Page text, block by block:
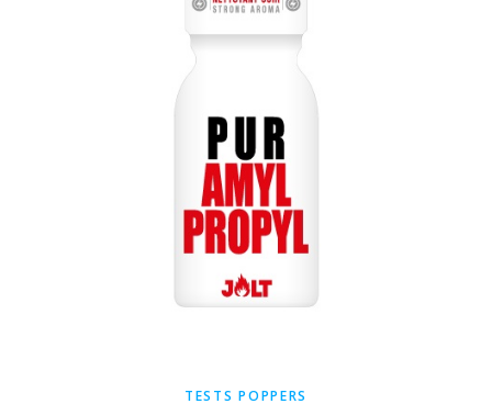
TESTS POPPERS